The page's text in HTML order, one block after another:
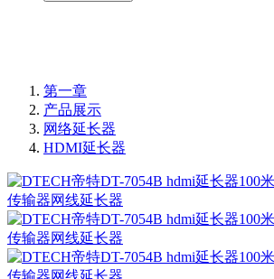
第一章
产品展示
网络延长器
HDMI延长器